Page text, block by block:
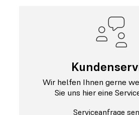
Wir helfen Ihnen gerne
Sie uns hier eine
Serviceanfrage